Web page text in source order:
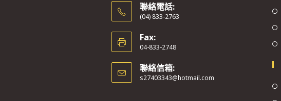
聯絡電話:
(04) 833-2763
Fax:
04-833-2748
聯絡信箱:
s27403343@hotmail.com